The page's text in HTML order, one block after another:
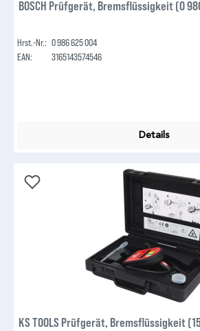
BOSCH Prüfgerät, Bremsflüssigkeit (0
Hrst.-Nr.: 0 986 625 004
EAN:
3165143574546
Details
KS TOOLS Prüfgerät, Bremsflüssigkeit